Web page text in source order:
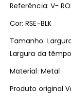
Referência: V-
Cor: RSE-BLK
Tamanho:
Largura da
Material: Metal
Produto original